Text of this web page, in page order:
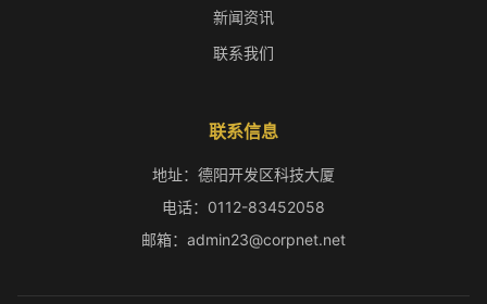
新闻资讯
联系我们
联系信息
地址：德阳开发区科技大厦
电话：0112-83452058
邮箱：admin23@corpnet.net